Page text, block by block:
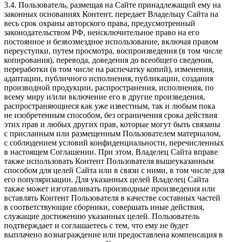
3.4. Пользователь, размещая на Сайте принадлежащий ему на
законных основаниях Контент, передает Владельцу Сайта на
весь срок охраны авторского права, предусмотренный
законодательством РФ, неисключительное право на его
постоянное и безвозмездное использование, включая правом
переуступки, путем просмотра, воспроизведения (в том числе
копирования), перевода, доведения до всеобщего сведения,
переработки (в том числе на распечатку копий), изменения,
адаптации, публичного исполнения, публикации, создания
производной продукции, распространения, исполнения, по
всему миру и/или включение его в другие произведения,
распространяющиеся как уже известным, так и любым пока
не изобретенным способом, без ограничения срока действия
этих прав и любых других прав, которые могут быть связаны
с присланным или размещенным Пользователем материалом,
с соблюдением условий конфиденциальности, перечисленных
в настоящем Соглашении. При этом, Владелец Сайта вправе
также использовать Контент Пользователя вышеуказанным
способом для целей Сайта или в связи с ними, в том числе для
его популяризации. Для указанных целей Владелец Сайта
также может изготавливать производные произведения или
вставлять Контент Пользователя в качестве составных частей
в соответствующие сборники, совершать иные действия,
служащие достижению указанных целей. Пользователь
подтверждает и соглашаетесь с тем, что ему не будет
выплачено вознаграждение или предоставлена компенсация в